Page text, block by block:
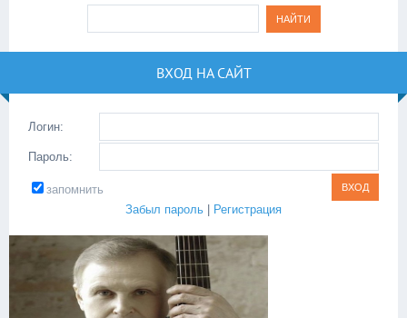
ВХОД НА САЙТ
Логин:
Пароль:
запомнить
Забыл пароль
Регистрация